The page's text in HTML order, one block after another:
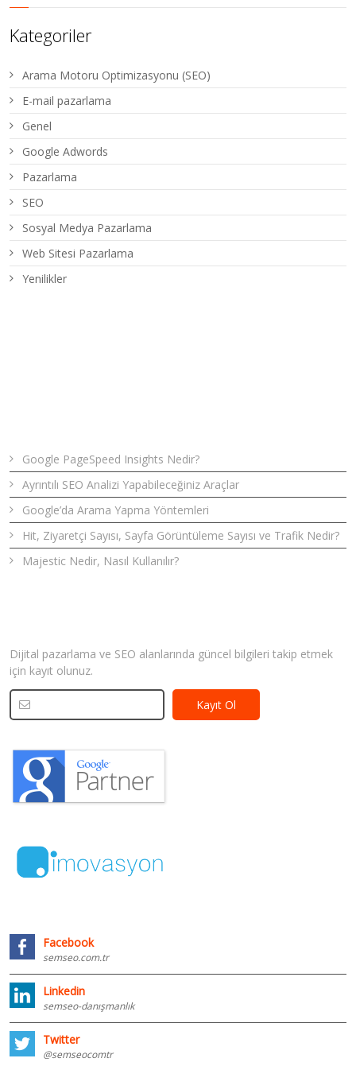
Kategoriler
Arama Motoru Optimizasyonu (SEO)
E-mail pazarlama
Genel
Google Adwords
Pazarlama
SEO
Sosyal Medya Pazarlama
Web Sitesi Pazarlama
Yenilikler
Google PageSpeed Insights Nedir?
Ayrıntılı SEO Analizi Yapabileceğiniz Araçlar
Google’da Arama Yapma Yöntemleri
Hit, Ziyaretçi Sayısı, Sayfa Görüntüleme Sayısı ve Trafik Nedir?
Majestic Nedir, Nasıl Kullanılır?
Dijital pazarlama ve SEO alanlarında güncel bilgileri takip etmek
için kayıt olunuz.
Facebook
semseo.com.tr
Linkedin
semseo-danışmanlık
Twitter
@semseocomtr